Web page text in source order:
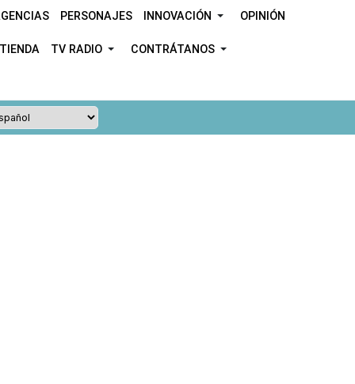
PERSONAJES INNOVACIÓN OPINIÓN
TIENDA TV RADIO CONTRÁTANOS